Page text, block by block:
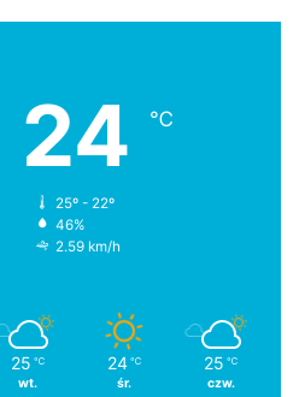
24 ℃
25º - 22º
46%
2.59 km/h
25 ℃
wt.
24 ℃
śr.
25 ℃
czw.